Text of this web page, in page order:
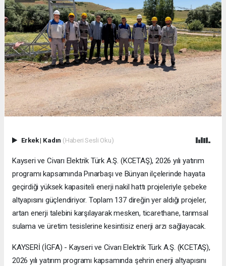
Erkek| Kadın (Haberi Sesli Oku)
Kayseri ve Civarı Elektrik Türk A.Ş. (KCETAŞ), 2026 yılı yatırım
programı kapsamında Pınarbaşı ve Bünyan ilçelerinde hayata
geçirdiği yüksek kapasiteli enerji nakil hattı projeleriyle şebeke
altyapısını güçlendiriyor. Toplam 137 direğin yer aldığı projeler,
artan enerji talebini karşılayarak mesken, ticarethane, tarımsal
sulama ve üretim tesislerine kesintisiz enerji arzı sağlayacak.
KAYSERİ (İGFA) - Kayseri ve Civarı Elektrik Türk A.Ş. (KCETAŞ),
2026 yılı yatırım programı kapsamında şehrin enerji altyapısını